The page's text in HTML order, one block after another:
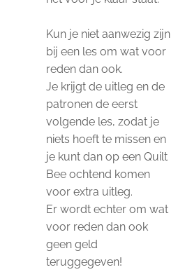
Kun je niet aanwezig zijn
bij een les om wat voor
reden dan ook.
Je krijgt de uitleg en de
patronen de eerst
volgende les, zodat je
niets hoeft te missen en
je kunt dan op een Quilt
Bee ochtend komen
voor extra uitleg.
Er wordt echter om wat
voor reden dan ook
geen geld
teruggegeven!